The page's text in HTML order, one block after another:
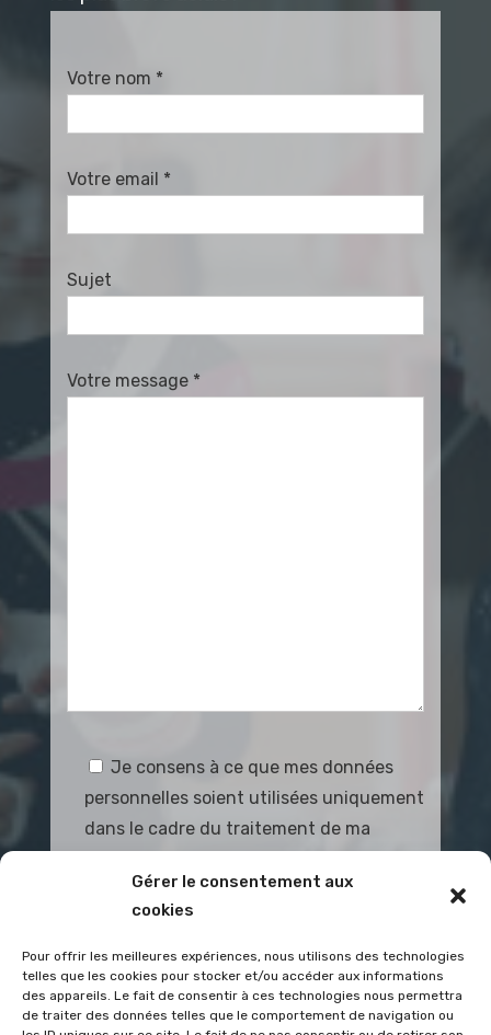
Gérer le consentement aux
cookies
Pour offrir les meilleures expériences, nous utilisons des technologies
telles que les cookies pour stocker et/ou accéder aux informations
des appareils. Le fait de consentir à ces technologies nous permettra
de traiter des données telles que le comportement de navigation ou
Votre nom *
Votre email *
Sujet
Votre message *
Je consens à ce que mes données
personnelles soient utilisées uniquement
dans le cadre du traitement de ma